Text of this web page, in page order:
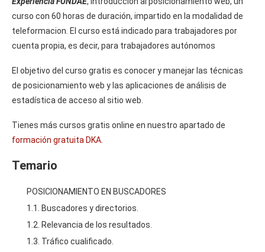
curso con 60 horas de duración, impartido en la modalidad de
teleformacion. El curso está indicado para trabajadores por
cuenta propia, es decir, para trabajadores autónomos
El objetivo del curso gratis es conocer y manejar las técnicas
de posicionamiento web y las aplicaciones de análisis de
estadística de acceso al sitio web.
Tienes más cursos gratis online en nuestro apartado de
formación gratuita DKA
Temario
POSICIONAMIENTO EN BUSCADORES
1.1. Buscadores y directorios.
1.2. Relevancia de los resultados.
1.3. Tráfico cualificado.